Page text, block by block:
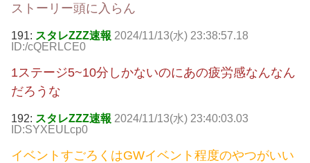
ストーリー頭に入らん
191: スタレZZZ速報 2024/11/13(水) 23:38:57.18
ID:/cQERLCE0
1ステージ5~10分しかないのにあの疲労感なんなん
だろうな
192: スタレZZZ速報 2024/11/13(水) 23:40:03.03
ID:SYXEULcp0
イベントすごろくはGWイベント程度のやつがいい